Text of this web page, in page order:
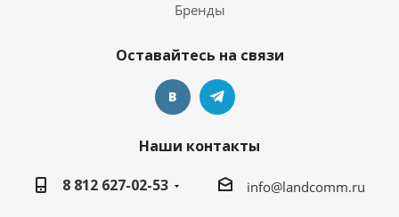
Бренды
Оставайтесь на связи
Наши контакты
8 812 627-02-53
info@landcomm.ru